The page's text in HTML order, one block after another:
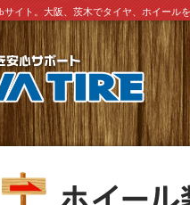
イト。大阪、茨木でタイヤ、ホイール